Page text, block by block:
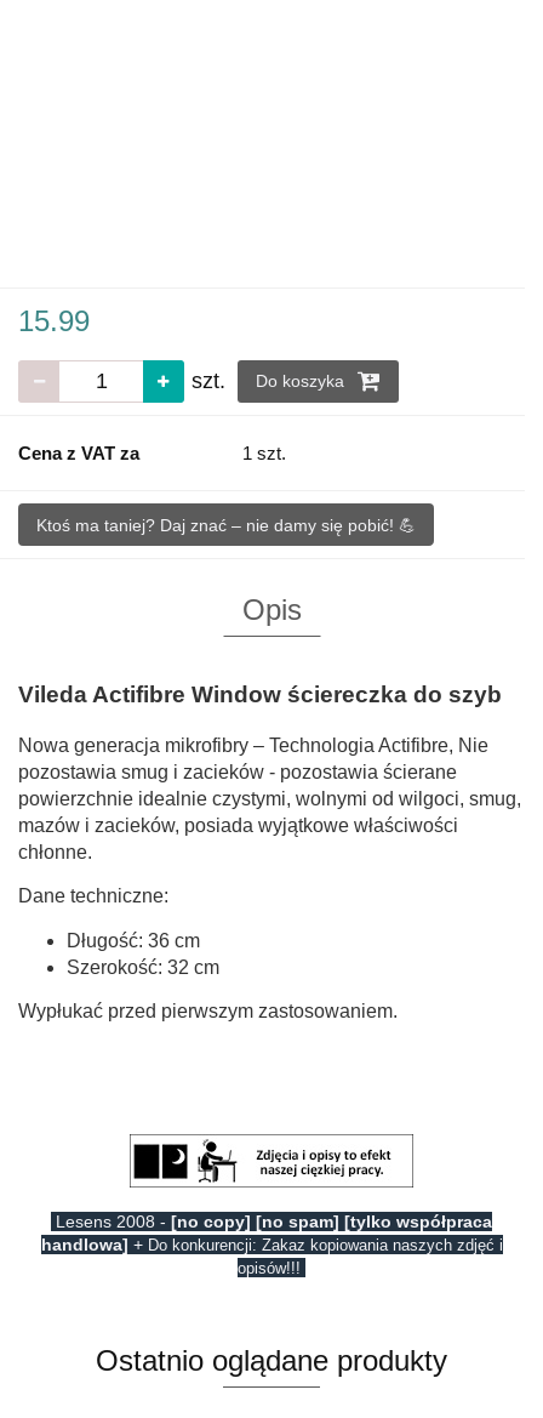
15.99
szt. Do koszyka
Cena z VAT za 1 szt.
Ktoś ma taniej? Daj znać – nie damy się pobić! 💪
Opis
Vileda Actifibre Window ściereczka do szyb
Nowa generacja mikrofibry – Technologia Actifibre, Nie
pozostawia smug i zacieków - pozostawia ścierane
powierzchnie idealnie czystymi, wolnymi od wilgoci, smug,
mazów i zacieków, posiada wyjątkowe właściwości
chłonne.
Dane techniczne:
Długość: 36 cm
Szerokość: 32 cm
Wypłukać przed pierwszym zastosowaniem.
Lesens 2008 - [no copy] [no spam] [tylko współpraca
handlowa] + Do konkurencji: Zakaz kopiowania naszych zdjęć i
opisów!!!
Ostatnio oglądane produkty